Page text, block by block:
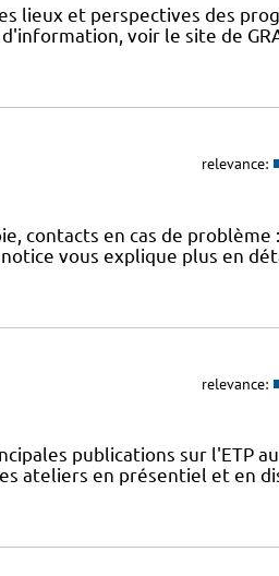
lieux et perspectives des
voir le site de
relevance:
contacts en cas de
vous explique plus en
relevance:
publications sur l'ETP
ateliers en présentiel et en